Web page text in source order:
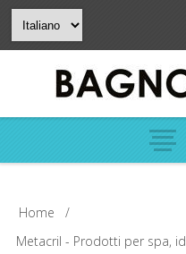
Home
/
Metacril - Prodotti per spa,